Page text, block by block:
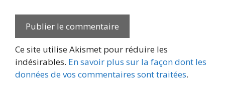
Ce site utilise Akismet pour réduire les
indésirables. En savoir plus sur la façon dont les
données de vos commentaires sont traitées.